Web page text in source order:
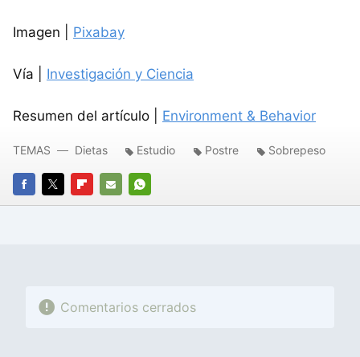
Imagen | Pixabay
Vía | Investigación y Ciencia
Resumen del artículo | Environment & Behavior
FACEBOOK
TWITTERFLIPBOARD
E-
WHATSAPP
TEMAS Dietas Estudio Postre Sobrepeso
Comentarios cerrados